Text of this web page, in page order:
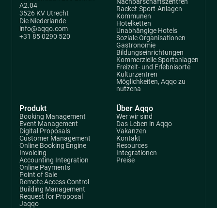
A2.04
3526 KV Utrecht
Die Niederlande
info@aqqo.com
+31 85 0290 520
Produkt
Booking Management
Event Management
Digital Proposals
Customer Management
Online Booking Engine
Invoicing
Accounting Integration
Online Payments
Point of Sale
Remote Access Control
Building Management
Request for Proposal
Jaqqo
Racket-Sport-Anlagen
Kommunen
Hotelketten
Unabhängige Hotels
Soziale Organisationen
Gastronomie
Bildungseinrichtungen
Kommerzielle Sportanlagen
Freizeit- und Erlebnisorte
Kulturzentren
Möglichkeiten, Aqqo zu
nutzena
Über Aqqo
Wer wir sind
Das Leben in Aqqo
Vakanzen
Kontakt
Resources
Integrationen
Preise